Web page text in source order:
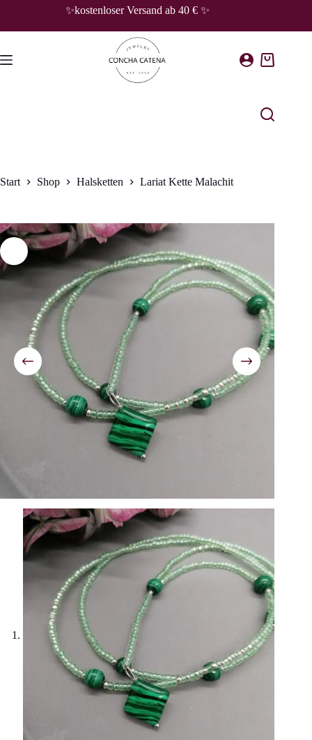
springen
✨kostenloser Versand ab 40 € ✨
Warenkorb
Start Shop Halsketten Lariat Kette Malachit